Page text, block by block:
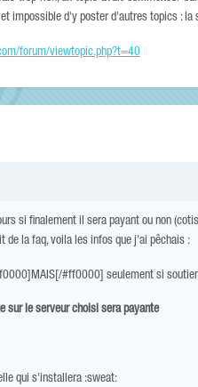
impossible d'y poster d'autres topics : la
forum/viewtopic.php?t=40
si finalement il sera payant ou non
de la faq, voila les infos que j'ai pêchais :
#ff0000] seulement si
sur le serveur choisi sera payante
qui s'installera :sweat: